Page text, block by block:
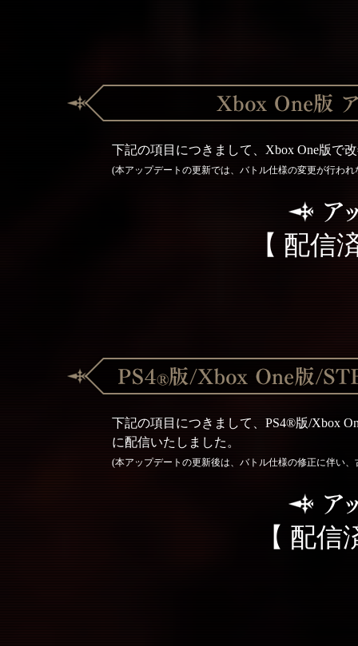
下記の項目につきまして、Xbox One版で
(本アップデートの更新では、バトル仕様の変更が行わ
【 配信
下記の項目につきまして、PS4®版/Xbox
に配信いたしました。
(本アップデートの更新後は、バトル仕様の修正に伴い
【 配